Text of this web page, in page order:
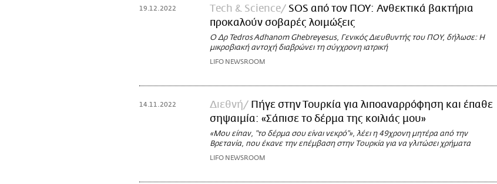
19.12.2022 Τech & Science
SOS από τον ΠΟΥ: Ανθεκτικά βακτήρια
προκαλούν σοβαρές λοιμώξεις
Ο Δρ Tedros Adhanom Ghebreyesus, Γενικός Διευθυντής του ΠΟΥ, δήλωσε: Η
μικροβιακή αντοχή διαβρώνει τη σύγχρονη ιατρική
LIFO NEWSROOM
14.11.2022 Διεθνή
Πήγε στην Τουρκία για λιποαναρρόφηση και έπαθε
σηψαιμία: «Σάπισε το δέρμα της κοιλιάς μου»
«Μου είπαν, "το δέρμα σου είναι νεκρό"», λέει η 49χρονη μητέρα από την
Βρετανία, που έκανε την επέμβαση στην Τουρκία για να γλιτώσει χρήματα
LIFO NEWSROOM